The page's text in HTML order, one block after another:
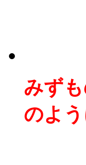
みず
のよ